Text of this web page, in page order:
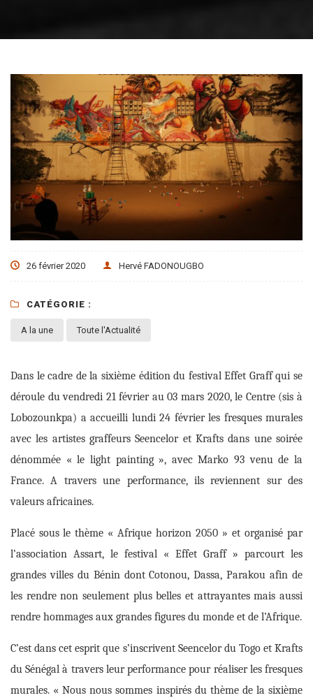
26 février 2020 Hervé FADONOUGBO
CATÉGORIE :
A la une Toute l'Actualité
Dans le cadre de la sixième édition du festival Effet Graff qui se
déroule du vendredi 21 février au 03 mars 2020, le Centre (sisà
Lobozounkpa) a accueilli lundi 24 février les fresques murales
avecles artistes graffeursSeencelor et Kraftsdans une soirée
dénommée « le light painting », avec Marko 93 venu de la
France. A travers une performance, ilsreviennent sur des
valeurs africaines.
Placé sous le thème « Afrique horizon 2050 » et organisé par
l’association Assart, le festival « Effet Graff » parcourt les
grandes villes du Bénin dont Cotonou, Dassa, Parakou afin de
les rendre non seulement plus belles et attrayantes mais aussi
rendre hommages aux grandes figures du monde et de l’Afrique.
C’estdans cet esprit que s’inscriventSeencelor du Togo et Krafts
du Sénégal à travers leur performance pour réaliser les fresques
murales. « Nous nous sommes inspirés du thème de la sixième